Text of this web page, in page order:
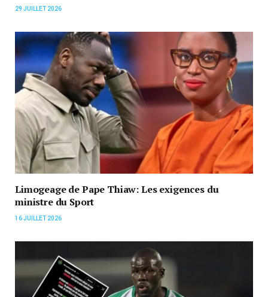
29 JUILLET 2026
Limogeage de Pape Thiaw: Les exigences du
ministre du Sport
16 JUILLET 2026